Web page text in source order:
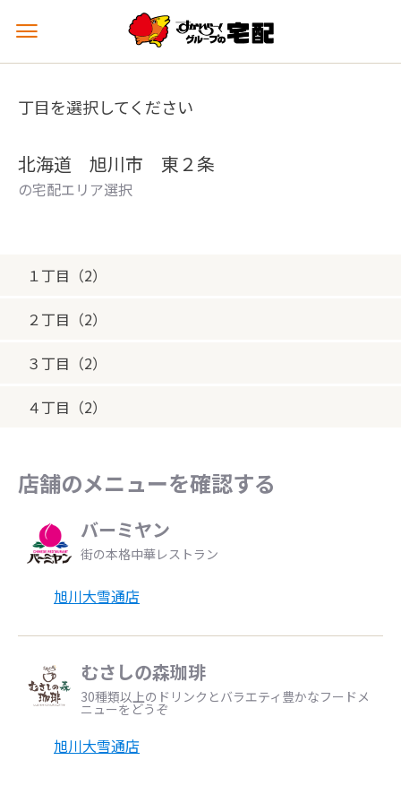
メ
ュ
を
丁目を選択してください
北海道 旭川市 東２条
の宅配エリア選択
１丁目（2）
２丁目（2）
３丁目（2）
４丁目（2）
店舗のメニューを確認する
バーミヤン
街の本格中華レストラン
旭川大雪通店
むさしの森珈琲
30種類以上のドリンクとバラエティ豊かなフードメ
ニューをどうぞ
旭川大雪通店